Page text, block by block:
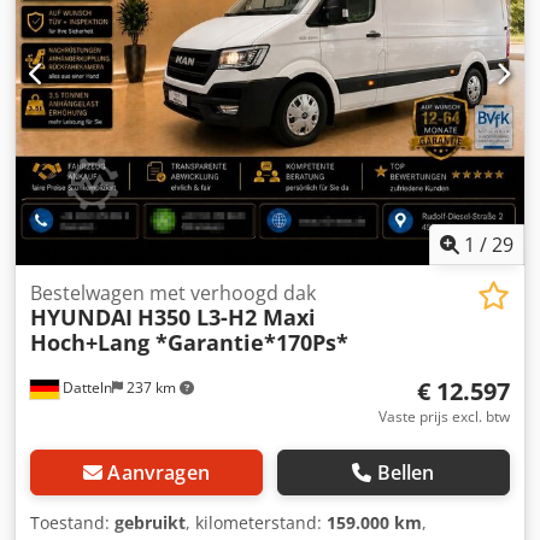
Bouwhoogte: 2.120 mm MACHINE-DETAILS Masttype:
Triplex Brandstoftype: Elektrisch Dcjdpfxezrgc Tj Acfjk ISO-
klasse: 2 (1.000–2.500 kg) Batterijspanning: 24 V
Bedrijfstijden: 8.786 uur UITRUSTING Zijschuiver Externe
referentie: SL14355SP
1 /29
Datteln 237 km
Bestelwagen met verhoogd dak
HYUNDAI H350 L3-H2 Maxi
Hoch+Lang *Garantie*170Ps*
€ 12.597
Vaste prijs excl. btw
Aanvragen Bellen
Toestand: gebruikt, kilometerstand: 159.000 km,